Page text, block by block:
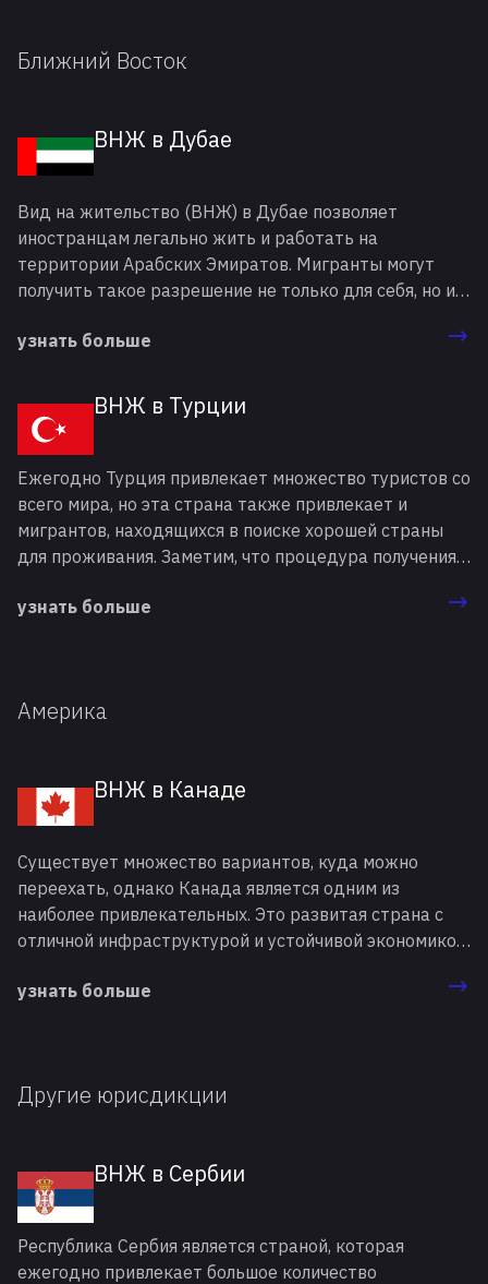
Ближний Восток
ВНЖ в Дубае
Вид на жительство (ВНЖ) в Дубае позволяет
иностранцам легально жить и работать на
территории Арабских Эмиратов. Мигранты могут
получить такое разрешение не только для себя, но и
компании — для бизнес-партнеров. Сегодня в
значительный рост в разных секторах экономики,
появляется большое количество возможностей для
трудоустройства. Это способствует увеличению
числа мигрантов, желающих получить ВНЖ в ОАЭ.
узнать больше
ВНЖ в Турции
Ежегодно Турция привлекает множество туристов со
всего мира, но эта страна также привлекает и
мигрантов, находящихся в поиске хорошей страны
для проживания. Заметим, что процедура получения
количество нюансов, которые нужно учитывать
узнать больше
Америка
ВНЖ в Канаде
Существует множество вариантов, куда можно
переехать, однако Канада является одним из
наиболее привлекательных. Это развитая страна с
отличной инфраструктурой и устойчивой экономикой,
мигрантов, которых интересует получение вида на
узнать больше
Другие юрисдикции
ВНЖ в Сербии
Республика Сербия является страной, которая
ежегодно привлекает большое количество